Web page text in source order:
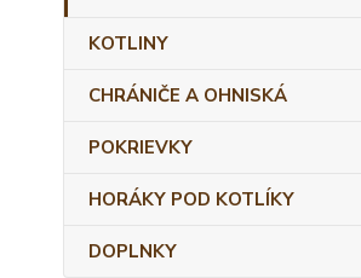
KOTLINY
CHRÁNIČE A OHNISKÁ
POKRIEVKY
HORÁKY POD KOTLÍKY
DOPLNKY